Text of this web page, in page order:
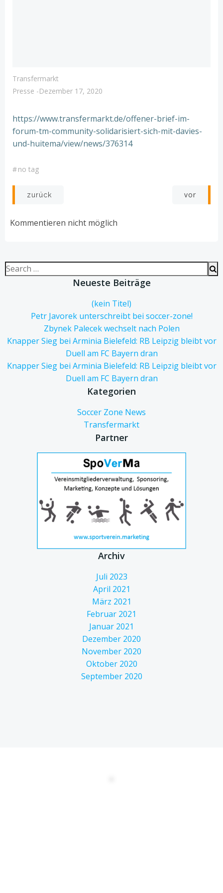
Transfermarkt
Presse -Dezember 17, 2020
https://www.transfermarkt.de/offener-brief-im-
forum-tm-community-solidarisiert-sich-mit-davies-
und-huitema/view/news/376314
#no tag
Post
navigation
zurück
navigation
vor
Kommentieren nicht möglich
Search
for:
Neueste Beiträge
(kein Titel)
Petr Javorek unterschreibt bei soccer-zone!
Zbynek Palecek wechselt nach Polen
Knapper Sieg bei Arminia Bielefeld: RB Leipzig bleibt vor
Duell am FC Bayern dran
Knapper Sieg bei Arminia Bielefeld: RB Leipzig bleibt vor
Duell am FC Bayern dran
Kategorien
Soccer Zone News
Transfermarkt
Partner
Archiv
Juli 2023
April 2021
März 2021
Februar 2021
Januar 2021
Dezember 2020
November 2020
Oktober 2020
September 2020